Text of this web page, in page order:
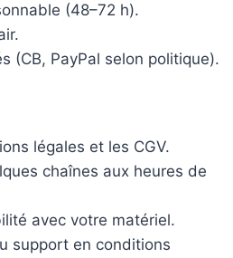
(48–72 h).
(CB, PayPal selon politique).
légales et les CGV.
chaînes aux heures de
avec votre matériel.
support en conditions